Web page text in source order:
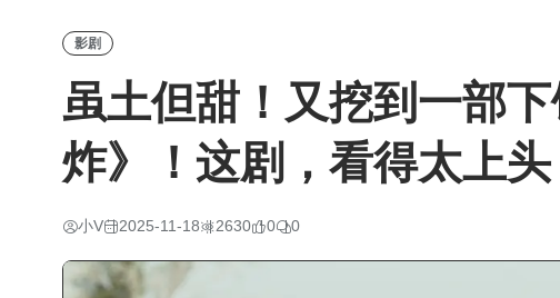
影剧
虽土但甜！又挖到一部
炸》！这剧，看得太上头
小V 2025-11-18 2630 0 0